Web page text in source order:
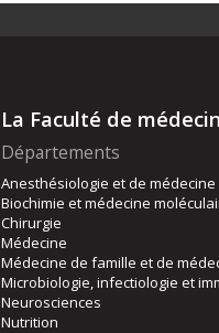
La Faculté de
Départements
Anesthésiologie et de
Biochimie et médecine
Chirurgie
Médecine
Médecine de famille et de
Microbiologie, infectiologie et
Neurosciences
Nutrition